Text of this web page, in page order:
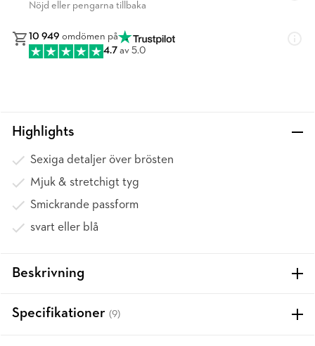
Nöjd eller pengarna tillbaka
10 949 omdömen på
4.7 av 5.0
Highlights
Sexiga detaljer över brösten
Mjuk & stretchigt tyg
Smickrande passform
svart eller blå
Beskrivning
Specifikationer (9)